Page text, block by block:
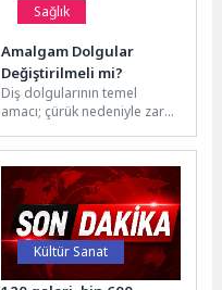
Sağlık
Amalgam Dolgular
Değiştirilmeli mi?
Diş dolgularının temel
amacı; çürük nedeniyle zarar
onarmak, çiğneme
fonksiyonunu korumak ve...
Kültür Sanat